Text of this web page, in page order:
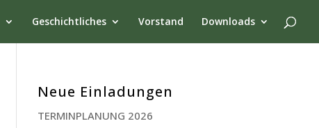
Geschichtliches Vorstand Downloads
Neue Einladungen
TERMINPLANUNG 2026